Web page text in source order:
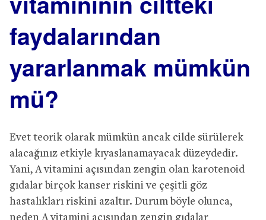
faydalarından
yararlanmak mümkün
mü?
Evet teorik olarak mümkün ancak cilde sürülerek
alacağınız etkiyle kıyaslanamayacak düzeydedir.
Yani, A vitamini açısından zengin olan karotenoid
gıdalar birçok kanser riskini ve çeşitli göz
hastalıkları riskini azaltır. Durum böyle olunca,